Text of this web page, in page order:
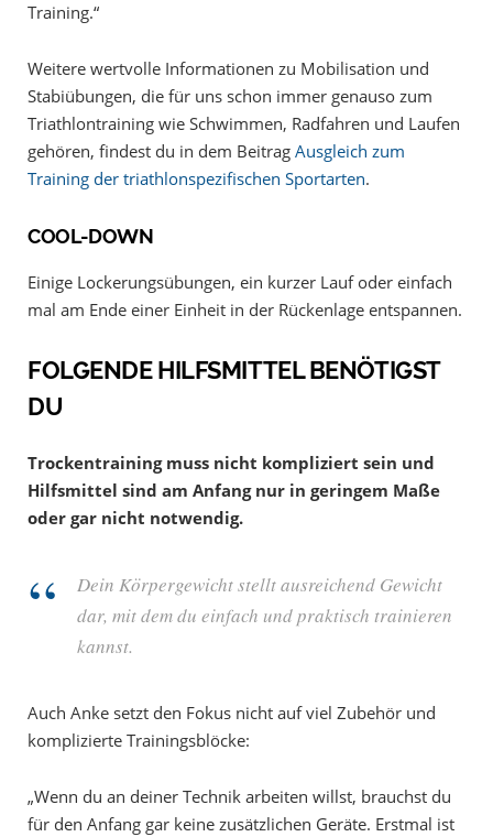
Training.“
Weitere wertvolle Informationen zu Mobilisation und
Stabiübungen, die für uns schon immer genauso zum
Triathlontraining wie Schwimmen, Radfahren und Laufen
gehören, findest du in dem Beitrag Ausgleich zum
Training der triathlonspezifischen Sportarten.
COOL-DOWN
Einige Lockerungsübungen, ein kurzer Lauf oder einfach
mal am Ende einer Einheit in der Rückenlage entspannen.
FOLGENDE HILFSMITTEL BENÖTIGST
DU
Trockentraining muss nicht kompliziert sein und
Hilfsmittel sind am Anfang nur in geringem Maße
oder gar nicht notwendig.
Dein Körpergewicht stellt ausreichend Gewicht
dar, mit dem du einfach und praktisch trainieren
kannst.
Auch Anke setzt den Fokus nicht auf viel Zubehör und
komplizierte Trainingsblöcke:
„Wenn du an deiner Technik arbeiten willst, brauchst du
für den Anfang gar keine zusätzlichen Geräte. Erstmal ist